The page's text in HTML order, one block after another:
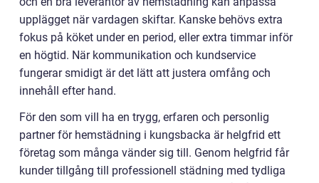
upplägget när vardagen skiftar. Kanske behövs extra
fokus på köket under en period, eller extra timmar inför
en högtid. När kommunikation och kundservice
fungerar smidigt är det lätt att justera omfång och
innehåll efter hand.
För den som vill ha en trygg, erfaren och personlig
partner för hemstädning i kungsbacka är helgfrid ett
företag som många vänder sig till. Genom helgfrid får
kunder tillgång till professionell städning med tydliga